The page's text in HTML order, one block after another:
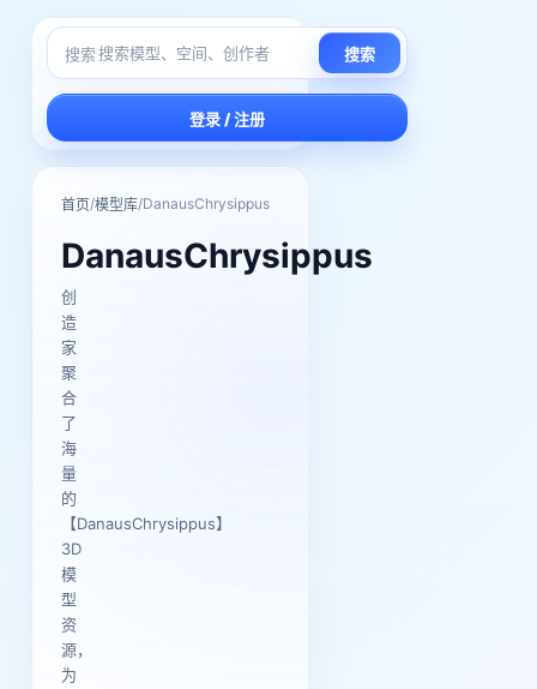
搜索 搜索
登录 / 注册
首页/模型库/DanausChrysippus
DanausChrysippus
创
造
家
聚
合
了
海
量
的
【DanausChrysippus】
3D
模
型
资
源，
为